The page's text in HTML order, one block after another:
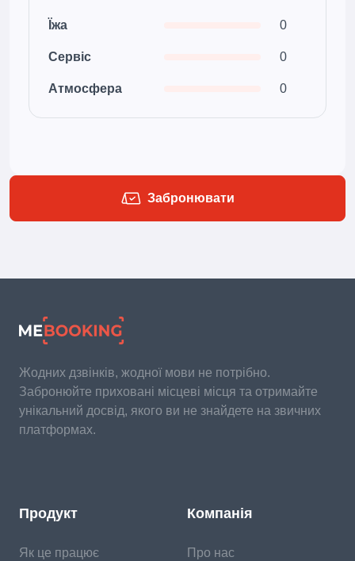
Їжа
Сервіс
Атмосфера
0
0
0
Забронювати
Жодних дзвінків, жодної мови не потрібно.
Забронюйте приховані місцеві місця та отримайте
унікальний досвід, якого ви не знайдете на звичних
платформах.
Продукт
Як це працює
Компанія
Про нас